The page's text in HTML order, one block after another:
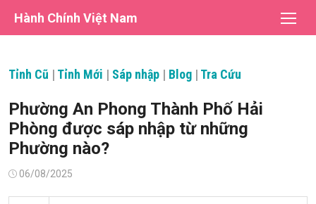
Hành Chính Việt Nam
Tỉnh Cũ | Tỉnh Mới | Sáp nhập | Blog | Tra Cứu
Phường An Phong Thành Phố Hải
Phòng được sáp nhập từ những
Phường nào?
Đăng06/08/2025